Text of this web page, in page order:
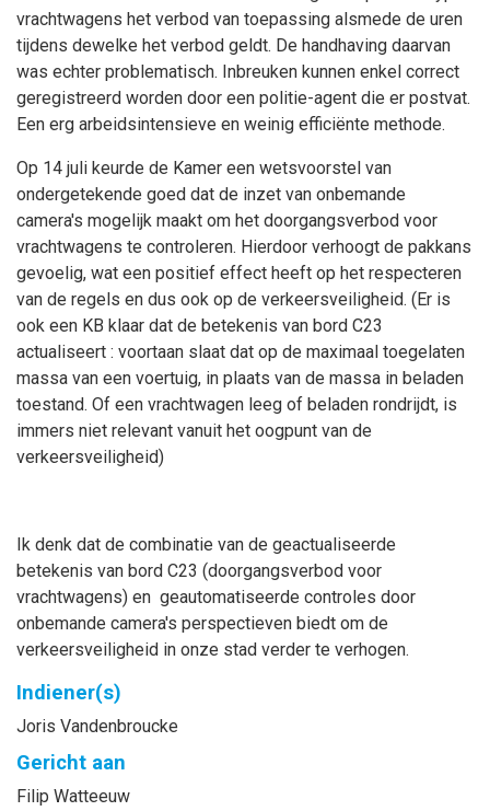
vrachtwagens het verbod van toepassing alsmede de uren
tijdens dewelke het verbod geldt. De handhaving daarvan
was echter problematisch. Inbreuken kunnen enkel correct
geregistreerd worden door een politie-agent die er postvat.
Een erg arbeidsintensieve en weinig efficiënte methode.
Op 14 juli keurde de Kamer een wetsvoorstel van
ondergetekende goed dat de inzet van onbemande
camera's mogelijk maakt om het doorgangsverbod voor
vrachtwagens te controleren. Hierdoor verhoogt de pakkans
gevoelig, wat een positief effect heeft op het respecteren
van de regels en dus ook op de verkeersveiligheid. (Er is
ook een KB klaar dat de betekenis van bord C23
actualiseert : voortaan slaat dat op de maximaal toegelaten
massa van een voertuig, in plaats van de massa in beladen
toestand. Of een vrachtwagen leeg of beladen rondrijdt, is
immers niet relevant vanuit het oogpunt van de
verkeersveiligheid)
Ik denk dat de combinatie van de geactualiseerde
betekenis van bord C23 (doorgangsverbod voor
vrachtwagens) en geautomatiseerde controles door
onbemande camera's perspectieven biedt om de
verkeersveiligheid in onze stad verder te verhogen.
Indiener(s)
Joris Vandenbroucke
Gericht aan
Filip Watteeuw